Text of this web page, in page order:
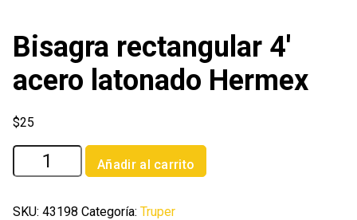
Bisagra rectangular 4′
acero latonado Hermex
$25
Bisagra
rectangular
acero
Añadir al carrito
SKU: 43198 Categoría: Truper